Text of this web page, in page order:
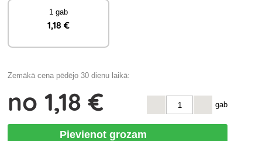
1 gab
1,18 €
Zemākā cena pēdējo 30 dienu laikā:
no1,18 € gab
Pievienot grozam